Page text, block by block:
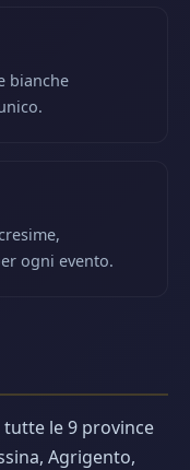
bianche
ogni evento.
le 9 province
Agrigento,